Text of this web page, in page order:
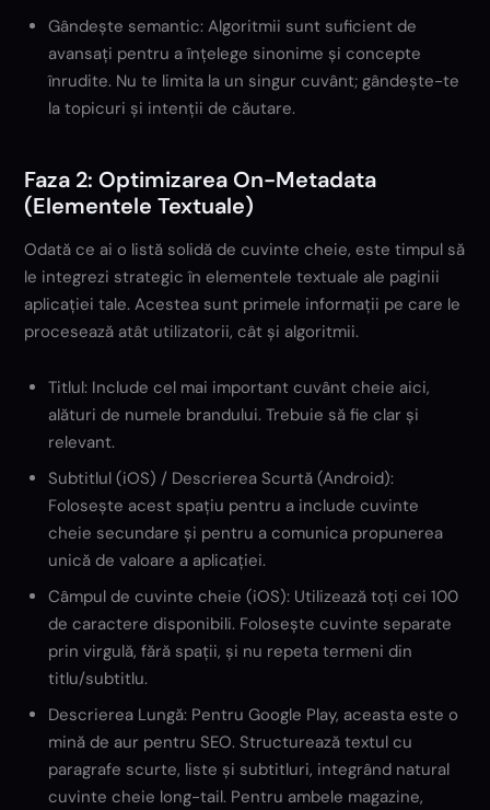
Gândește semantic: Algoritmii sunt suficient de
avansați pentru a înțelege sinonime și concepte
înrudite. Nu te limita la un singur cuvânt; gândește-te
la topicuri și intenții de căutare.
Faza 2: Optimizarea On-Metadata
(Elementele Textuale)
Odată ce ai o listă solidă de cuvinte cheie, este timpul să
le integrezi strategic în elementele textuale ale paginii
aplicației tale. Acestea sunt primele informații pe care le
procesează atât utilizatorii, cât și algoritmii.
Titlul: Include cel mai important cuvânt cheie aici,
alături de numele brandului. Trebuie să fie clar și
relevant.
Subtitlul (iOS) / Descrierea Scurtă (Android):
Folosește acest spațiu pentru a include cuvinte
cheie secundare și pentru a comunica propunerea
unică de valoare a aplicației.
Câmpul de cuvinte cheie (iOS): Utilizează toți cei 100
de caractere disponibili. Folosește cuvinte separate
prin virgulă, fără spații, și nu repeta termeni din
titlu/subtitlu.
Descrierea Lungă: Pentru Google Play, aceasta este o
mină de aur pentru SEO. Structurează textul cu
paragrafe scurte, liste și subtitluri, integrând natural
cuvinte cheie long-tail. Pentru ambele magazine,